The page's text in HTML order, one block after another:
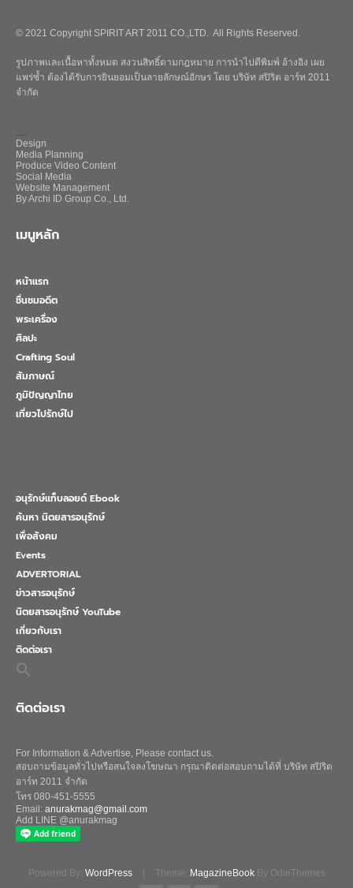
© 2021 Copyright SPIRIT ART 2011 CO.,LTD. All Rights Reserved.
รูปภาพและเนื้อหาทั้งหมด สงวนสิทธิ์ตามกฎหมาย การนำไปตีพิมพ์ อ้างอิง เผย
แพร่ซ้ำ ต้องได้รับการยินยอมเป็นลายลักษณ์อักษร โดย บริษัท สปิริต อาร์ท 2011
จำกัด
Design
Media Planning
Produce Video Content
Social Media
Website Management
By Archi ID Group Co., Ltd.
เมนูหลัก
หน้าแรก
ชื่นชมอดีต
พระเครื่อง
ศิลปะ
Crafting Soul
สัมภาษณ์
ภูมิปัญญาไทย
เที่ยวไปรักษ์ไป
อนุรักษ์แท็บลอยด์ Ebook
ค้นหา นิตยสารอนุรักษ์
เพื่อสังคม
Events
ADVERTORIAL
ข่าวสารอนุรักษ์
นิตยสารอนุรักษ์ YouTube
เกี่ยวกับเรา
ติดต่อเรา
Search
for:
ติดต่อเรา
For Information & Advertise, Please contact us.
สอบถามข้อมูลทั่วไปหรือสนใจลงโฆษณา กรุณาติดต่อสอบถามได้ที่ บริษัท สปิริต
อาร์ท 2011 จำกัด
โทร 080-451-5555
Email: anurakmag@gmail.com
Add LINE @anurakmag
Powered By: WordPress Theme: MagazineBookBy OdieThemes